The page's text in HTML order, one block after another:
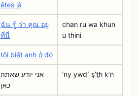
êtes là
ฉัน รู้ ว่า คุณ อยู่
ที่นี่
chan ru wa khun
u thini
tôi biết anh ở đó
אני יודע שאתה
כאן
ʼny ywdʻ şʼţh kʼn